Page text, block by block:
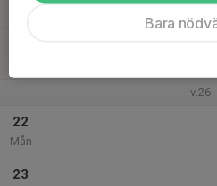
v.26
22
Mån
23
Bara